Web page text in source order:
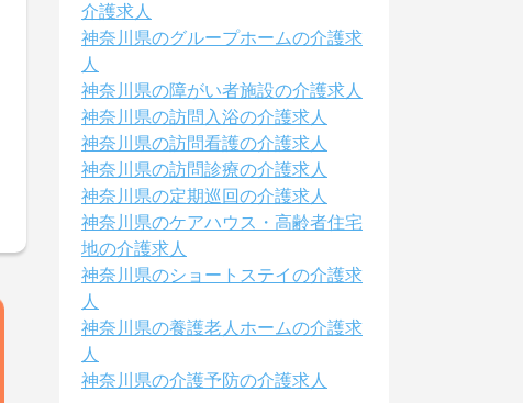
介護求人
神奈川県のグループホームの介護求
人
神奈川県の障がい者施設の介護求人
神奈川県の訪問入浴の介護求人
神奈川県の訪問看護の介護求人
神奈川県の訪問診療の介護求人
神奈川県の定期巡回の介護求人
神奈川県のケアハウス・高齢者住宅
地の介護求人
神奈川県のショートステイの介護求
人
神奈川県の養護老人ホームの介護求
人
神奈川県の介護予防の介護求人